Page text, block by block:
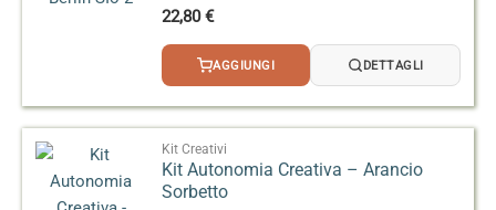
22,80€
AGGIUNGI DETTAGLI
Kit Creativi
Kit Autonomia Creativa – Arancio
Sorbetto